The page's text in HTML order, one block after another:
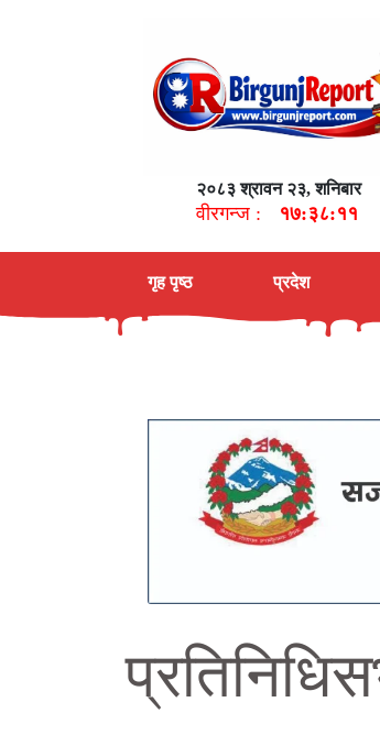
२०८३ श्रावन २३, शनिबार
वीरगन्ज : १७:३८:१२
गृह पृष्ठ प्रदेश